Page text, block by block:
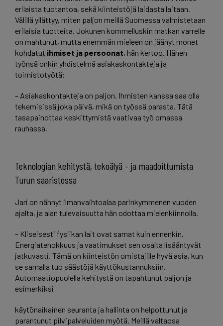
erilaista tuotantoa, sekä kiinteistöjä laidasta laitaan.
Välillä yllättyy, miten paljon meillä Suomessa valmistetaan
erilaisia tuotteita. Jokunen kommelluskin matkan varrelle
on mahtunut, mutta enemmän mieleen on jäänyt monet
kohdatut ihmiset ja persoonat, hän kertoo. Hänen
työnsä onkin yhdistelmä asiakaskontakteja ja
toimistotyötä:
– Asiakaskontakteja on paljon. Ihmisten kanssa saa olla
tekemisissä joka päivä, mikä on työssä parasta. Tätä
tasapainottaa keskittymistä vaativaa työ omassa
rauhassa.
Teknologian kehitystä, tekoälyä – ja maadoittumista
Turun saaristossa
Jari on nähnyt ilmanvaihtoalaa parinkymmenen vuoden
ajalta, ja alan tulevaisuutta hän odottaa mielenkiinnolla.
– Kliseisesti fysiikan lait ovat samat kuin ennenkin.
Energiatehokkuus ja vaatimukset sen osalta lisääntyvät
jatkuvasti. Tämä on kiinteistön omistajille hyvä asia, kun
se samalla tuo säästöjä käyttökustannuksiin.
Automaatiopuolella kehitystä on tapahtunut paljon ja
esimerkiksi
käytönaikainen seuranta ja hallinta on helpottunut ja
parantunut pilvipalveluiden myötä. Meillä valtaosa